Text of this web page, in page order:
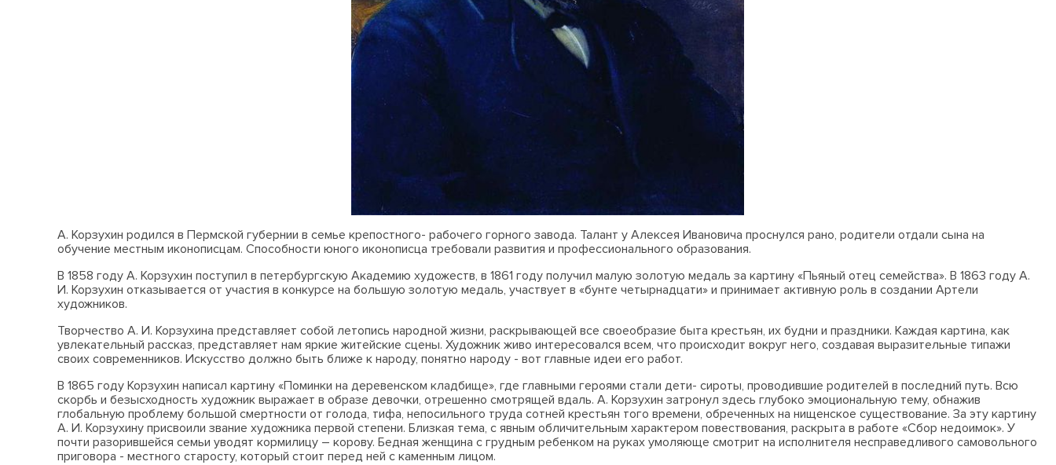
А. Корзухин родился в Пермской губернии в семье крепостного- рабочего горного завода. Талант у Алексея Ивановича проснулся рано, родители отдали сына на
обучение местным иконописцам. Способности юного иконописца требовали развития и профессионального образования.
В 1858 году А. Корзухин поступил в петербургскую Академию художеств, в 1861 году получил малую золотую медаль за картину «Пьяный отец семейства». В 1863 году А.
И. Корзухин отказывается от участия в конкурсе на большую золотую медаль, участвует в «бунте четырнадцати» и принимает активную роль в создании Артели
художников.
Творчество А. И. Корзухина представляет собой летопись народной жизни, раскрывающей все своеобразие быта крестьян, их будни и праздники. Каждая картина, как
увлекательный рассказ, представляет нам яркие житейские сцены. Художник живо интересовался всем, что происходит вокруг него, создавая выразительные типажи
своих современников. Искусство должно быть ближе к народу, понятно народу - вот главные идеи его работ.
В 1865 году Корзухин написал картину «Поминки на деревенском кладбище», где главными героями стали дети- сироты, проводившие родителей в последний путь. Всю
скорбь и безысходность художник выражает в образе девочки, отрешенно смотрящей вдаль. А. Корзухин затронул здесь глубоко эмоциональную тему, обнажив
глобальную проблему большой смертности от голода, тифа, непосильного труда сотней крестьян того времени, обреченных на нищенское существование. За эту картину
А. И. Корзухину присвоили звание художника первой степени. Близкая тема, с явным обличительным характером повествования, раскрыта в работе «Сбор недоимок». У
почти разорившейся семьи уводят кормилицу – корову. Бедная женщина с грудным ребенком на руках умоляюще смотрит на исполнителя несправедливого самовольного
приговора - местного старосту, который стоит перед ней с каменным лицом.